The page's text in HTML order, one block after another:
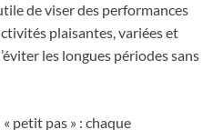
de viser des performances
plaisantes, variées et
les longues périodes sans
petit pas » : chaque